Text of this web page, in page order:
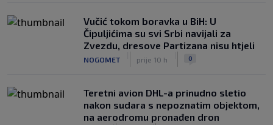
Vučić tokom boravka u BiH: U
Čipuljićima su svi Srbi navijali za
Zvezdu, dresove Partizana nisu htjeli
NOGOMET prije 10 h 0
Teretni avion DHL-a prinudno sletio
nakon sudara s nepoznatim objektom,
na aerodromu pronađen dron